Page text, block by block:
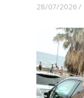
28/07/2026